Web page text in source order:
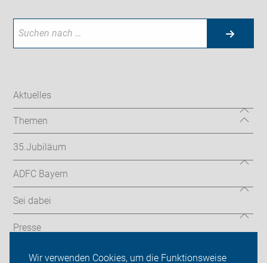
Wir verwenden Cookies, um die Funktionsweise
Aktuelles
Themen
35.Jubiläum
ADFC Bayern
Sei dabei
Presse
Login